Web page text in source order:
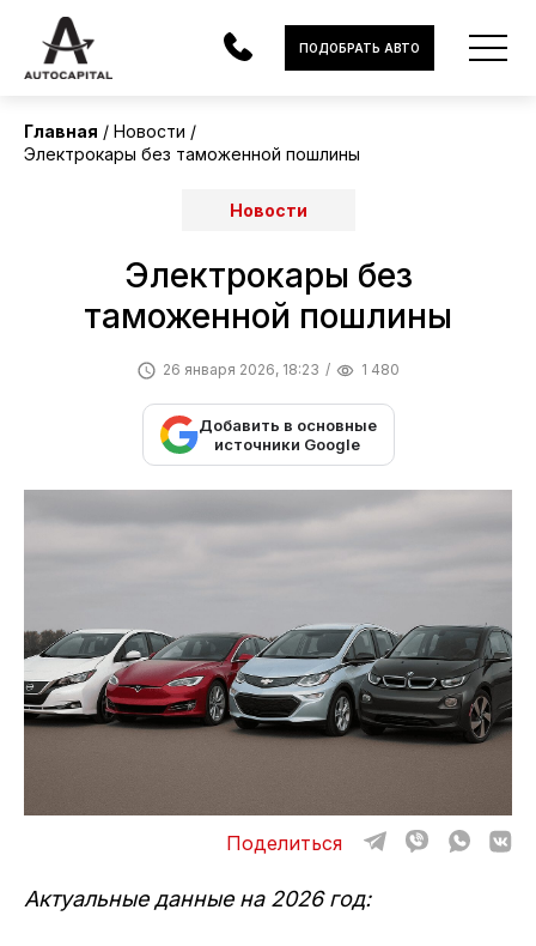
АВТОМОБИЛИ
ЭЛЕКТРОМОБИЛИ
В НАЛИЧИИ
МОТОЦИКЛЫ
УСЛУГИ
О КОМПАНИИ
КОНТАКТЫ
ПОДОБРАТЬ АВТО
Главная
Новости
Электрокары без таможенной пошлины
Новости
Электрокары без
таможенной пошлины
26 января 2026, 18:23 1 480
Добавить в основные
источники Google
Поделиться
Актуальные данные на 2026 год: